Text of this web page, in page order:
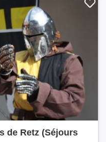
de Retz (Séjours